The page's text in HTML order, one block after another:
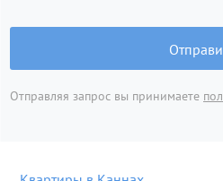
Отправляя запрос вы принимаете